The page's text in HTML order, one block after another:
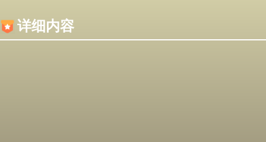
详细内容